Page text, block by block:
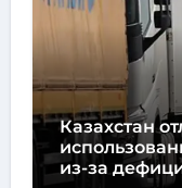
Казахстан
из-за